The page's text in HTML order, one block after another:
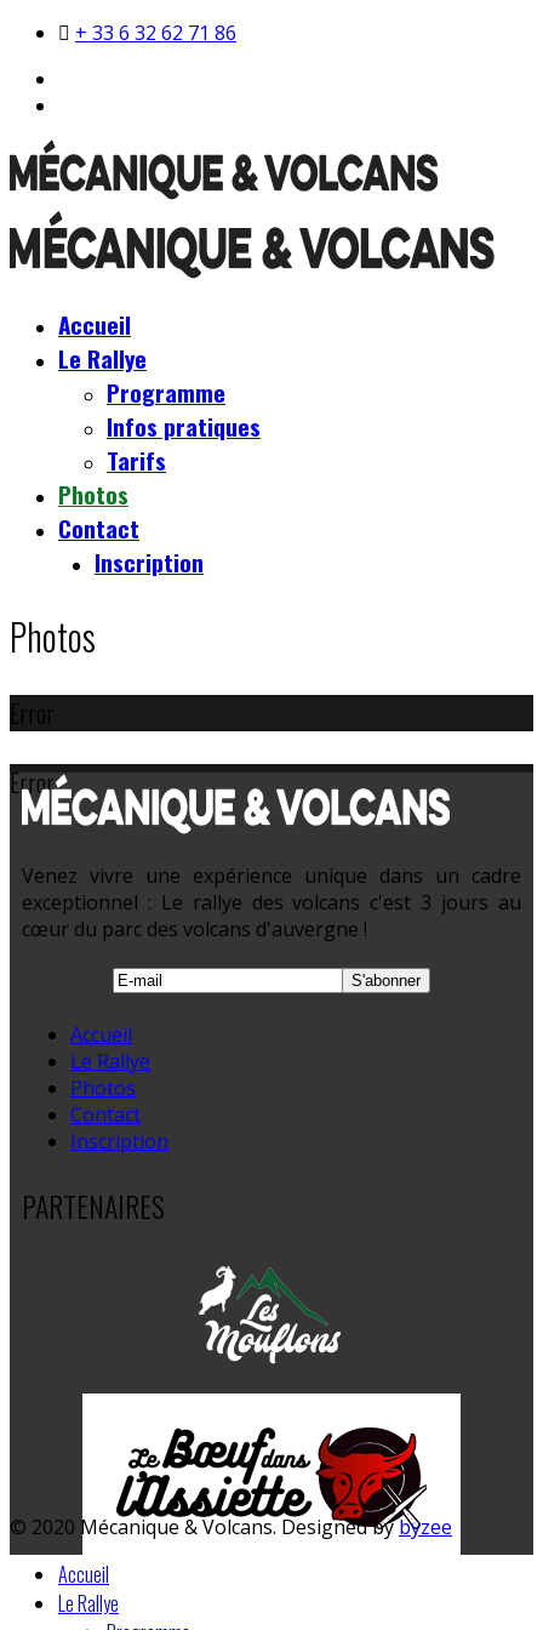
+ 33 6 32 62 71 86
Accueil
Le Rallye
Programme
Infos pratiques
Tarifs
Photos
Contact
Inscription
Photos
Error
Error
Venez vivre une expérience unique dans un cadre
exceptionnel : Le rallye des volcans c'est 3 jours au
cœur du parc des volcans d'auvergne !
Accueil
Le Rallye
Photos
Contact
Inscription
PARTENAIRES
© 2020 Mécanique & Volcans. Designed bybyzee
Accueil
Le Rallye